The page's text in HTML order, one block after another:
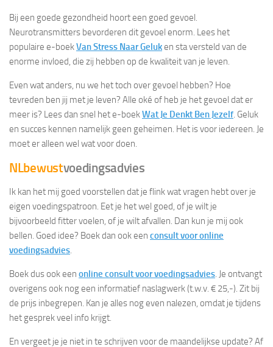
Bij een goede gezondheid hoort een goed gevoel.
Neurotransmitters bevorderen dit gevoel enorm. Lees het
populaire e-boekVan Stress Naar Geluken sta versteld van de
enorme invloed, die zij hebben op de kwaliteit van je leven.
Even wat anders, nu we het toch over gevoel hebben? Hoe
tevreden ben jij met je leven? Alle oké of heb je het gevoel dat er
meer is? Lees dan snel het e-boekWat Je Denkt Ben Jezelf. Geluk
en succes kennen namelijk geen geheimen. Het is voor iedereen. Je
moet er alleen wel wat voor doen.
NLbewustvoedingsadvies
Ik kan het mij goed voorstellen dat je flink wat vragen hebt over je
eigen voedingspatroon. Eet je het wel goed, of je wilt je
bijvoorbeeld fitter voelen, of je wilt afvallen. Dan kun je mij ook
bellen. Goed idee? Boek dan ook een consult voor online
voedingsadvies.
Boek dus ook een online consult voor voedingsadvies. Je ontvangt
overigens ook nog een informatief naslagwerk (t.w.v. € 25,-). Zit bij
de prijs inbegrepen. Kan je alles nog even nalezen, omdat je tijdens
het gesprek veel info krijgt.
En vergeet je je niet in te schrijven voor de maandelijkse update? Af